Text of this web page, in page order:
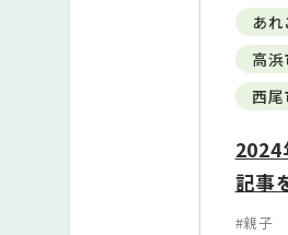
あれ
高浜
西尾
2024
記事
#親子